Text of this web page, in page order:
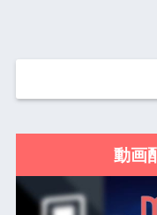
動画